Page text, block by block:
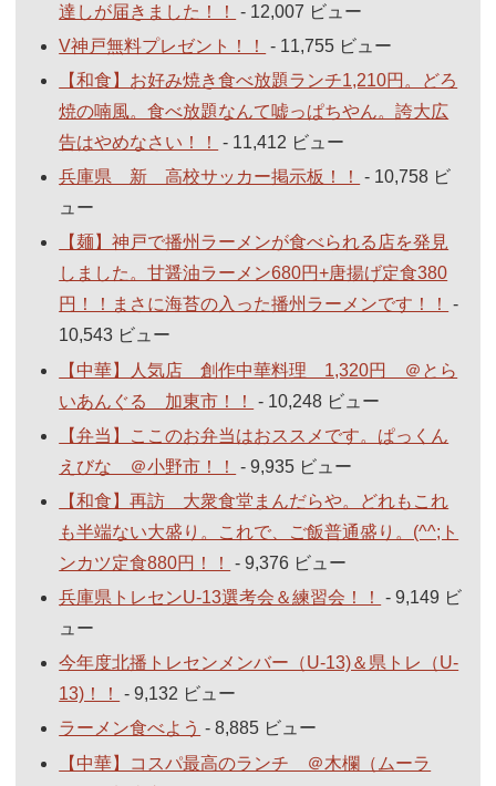
達しが届きました！！
- 12,007 ビュー
V神戸無料プレゼント！！
- 11,755 ビュー
【和食】お好み焼き食べ放題ランチ1,210円。どろ
焼の喃風。食べ放題なんて嘘っぱちやん。誇大広
告はやめなさい！！
- 11,412 ビュー
兵庫県 新 高校サッカー掲示板！！
- 10,758 ビ
ュー
【麺】神戸で播州ラーメンが食べられる店を発見
しました。甘醤油ラーメン680円+唐揚げ定食380
円！！まさに海苔の入った播州ラーメンです！！
-
10,543 ビュー
【中華】人気店 創作中華料理 1,320円 ＠とら
いあんぐる 加東市！！
- 10,248 ビュー
【弁当】ここのお弁当はおススメです。ぱっくん
えびな ＠小野市！！
- 9,935 ビュー
【和食】再訪 大衆食堂まんだらや。どれもこれ
も半端ない大盛り。これで、ご飯普通盛り。(^^;ト
ンカツ定食880円！！
- 9,376 ビュー
兵庫県トレセンU-13選考会＆練習会！！
- 9,149 ビ
ュー
今年度北播トレセンメンバー（U-13)＆県トレ（U-
13)！！
- 9,132 ビュー
ラーメン食べよう - 8,885 ビュー
【中華】コスパ最高のランチ ＠木欄（ムーラ